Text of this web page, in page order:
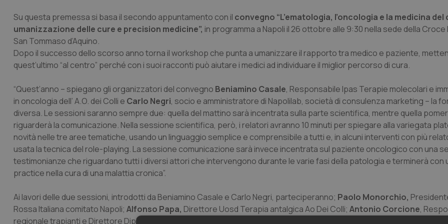
Su questa premessa si basa il secondo appuntamento con il convegno “L’ematologia, l’oncologia e la medicina
umanizzazione delle cure e precision medicine”, in programma a Napoli il 26 ottobre alle 9:30 nella sede della Croce
San Tommaso d’Aquino.
Dopo il successo dello scorso anno torna il workshop che punta a umanizzare il rapporto tra medico e paziente,
quest’ultimo “al centro” perché con i suoi racconti può aiutare i medici ad individuare il miglior percorso di cura.
“Quest’anno – spiegano gli organizzatori del convegno Beniamino Casale, Responsabile Ipas Terapie molecolari e
in oncologia dell’ A.O. dei Colli e Carlo Negri, socio e amministratore di Napolilab, società di consulenza marketing – la
diversa. Le sessioni saranno sempre due: quella del mattino sarà incentrata sulla parte scientifica, mentre quella
riguarderà la comunicazione. Nella sessione scientifica, però, i relatori avranno 10 minuti per spiegare alla variegata
novità nelle tre aree tematiche, usando un linguaggio semplice e comprensibile a tutti e, in alcuni interventi con più
usata la tecnica del role-playing. La sessione comunicazione sarà invece incentrata sul paziente oncologico con una
testimonianze che riguardano tutti i diversi attori che intervengono durante le varie fasi della patologia e terminerà con
practice nella cura di una malattia cronica”.
Ai lavori delle due sessioni, introdotti da Beniamino Casale e Carlo Negri, parteciperanno; Paolo Monorchio,
Rossa Italiana comitato Napoli; Alfonso Papa, Direttore Uosd Terapia antalgica Ao Dei Colli; Antonio Corcione,
regionale trapianti e Direttore Dipartimento area critica Ao dei Colli;